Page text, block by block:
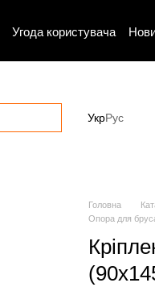
Угода користувача
УкрРус
Головна
Опора для